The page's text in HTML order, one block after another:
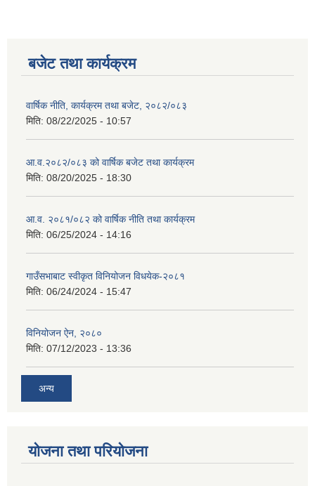
बजेट तथा कार्यक्रम
वार्षिक नीति, कार्यक्रम तथा बजेट, २०८२/०८३
मिति: 08/22/2025 - 10:57
आ.व.२०८२/०८३ को वार्षिक बजेट तथा कार्यक्रम
मिति: 08/20/2025 - 18:30
आ.व. २०८१/०८२ को वार्षिक नीति तथा कार्यक्रम
मिति: 06/25/2024 - 14:16
गाउँसभाबाट स्वीकृत विनियोजन विधयेक-२०८१
मिति: 06/24/2024 - 15:47
विनियोजन ऐन, २०८०
मिति: 07/12/2023 - 13:36
अन्य
योजना तथा परियोजना